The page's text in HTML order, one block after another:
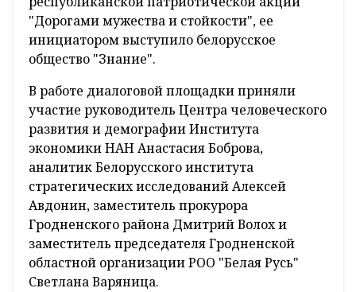
"Дорогами мужества и стойкости", ее
инициатором выступило белорусское
общество "Знание".
В работе диалоговой площадки приняли
участие руководитель Центра человеческого
развития и демографии Института
экономики НАН Анастасия Боброва,
аналитик Белорусского института
стратегических исследований Алексей
Авдонин, заместитель прокурора
Гродненского района Дмитрий Волох и
заместитель председателя Гродненской
областной организации РОО "Белая Русь"
Светлана Варяница.